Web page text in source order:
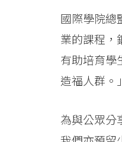
國際學院總
業的課程，
有助培育學
造福人群。」
為與公眾分